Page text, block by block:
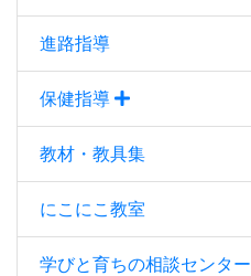
進路指導
保健指導
教材・教具集
にこにこ教室
学びと育ちの相談センター